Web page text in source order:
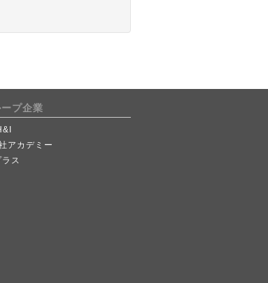
プ企業
アカデミー
ス